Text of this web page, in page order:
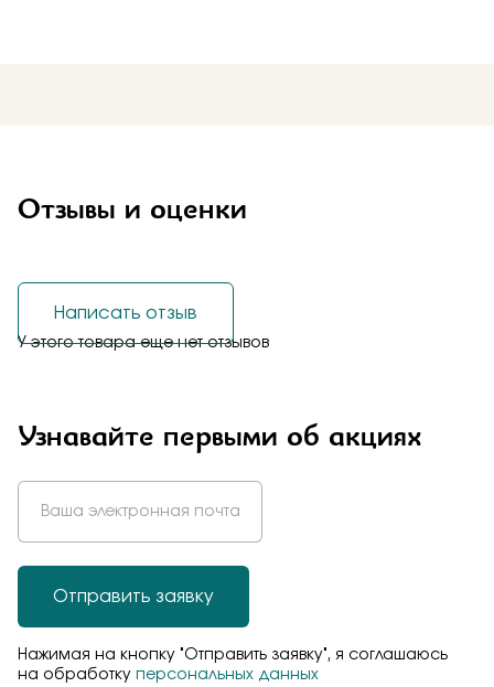
Отзывы и оценки
У этого товара еще нет отзывов
Написать отзыв
Узнавайте первыми об акциях
Отправить заявку
Нажимая на кнопку "Отправить заявку", я соглашаюсь
на обработку персональных данных